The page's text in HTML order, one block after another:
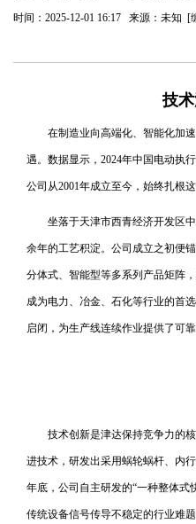
时间：2025-12-01 16:17 来源：未知 [
技
在制造业向高端化、智能化加
遇。数据显示，2024年中国电动执
公司从2001年成立至今，始终扎根
坐落于天津市西青经济开发区
余年的工艺积淀。公司成立之初便
分体式、智能型等多系列产品矩阵
成为电力、冶金、石化等行业的首
启闭，为生产线连续作业提供了可
技术创新是津达保持竞争力的
进技术，研发出采用蜗轮蜗杆、内
年底，公司自主研发的“一种整体
传统设备信号传导不稳定的行业难